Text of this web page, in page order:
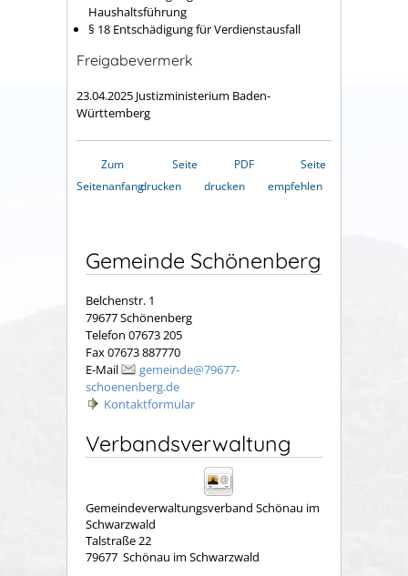
Haushaltsführung
§ 18 Entschädigung für Verdienstausfall
Freigabevermerk
23.04.2025 Justizministerium Baden-
Württemberg
Zum
Seitenanfang
Seite
drucken
PDF
drucken
Seite
empfehlen
Gemeinde Schönenberg
Belchenstr. 1
79677 Schönenberg
Telefon 07673 205
Fax 07673 887770
E-Mail
gemeinde@79677-
schoenenberg.de
Kontaktformular
Verbandsverwaltung
Gemeindeverwaltungsverband Schönau im
Schwarzwald
Talstraße 22
79677 Schönau im Schwarzwald